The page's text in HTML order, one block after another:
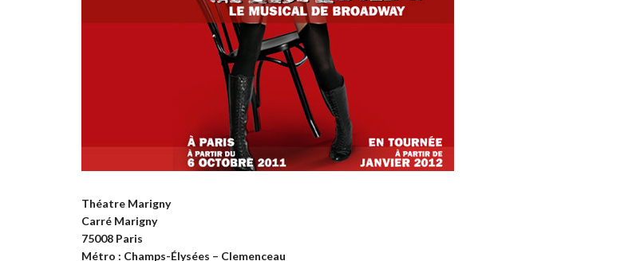
Théatre Marigny
Carré Marigny
75008 Paris
Métro : Champs-Élysées – Clemenceau